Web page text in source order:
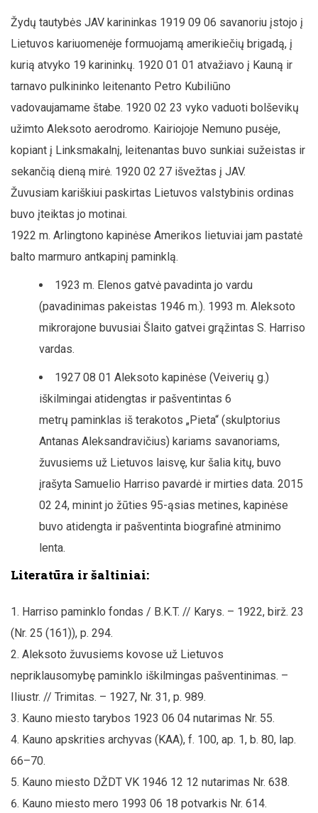
Žydų tautybės JAV karininkas 1919 09 06 savanoriu įstojo į
Lietuvos kariuomenėje formuojamą amerikiečių brigadą, į
kurią atvyko 19 karininkų. 1920 01 01 atvažiavo į Kauną ir
tarnavo pulkininko leitenanto Petro Kubiliūno
vadovaujamame štabe. 1920 02 23 vyko vaduoti bolševikų
užimto Aleksoto aerodromo. Kairiojoje Nemuno pusėje,
kopiant į Linksmakalnį, leitenantas buvo sunkiai sužeistas ir
sekančią dieną mirė. 1920 02 27 išvežtas į JAV.
Žuvusiam kariškiui paskirtas Lietuvos valstybinis ordinas
buvo įteiktas jo motinai.
1922 m. Arlingtono kapinėse Amerikos lietuviai jam pastatė
balto marmuro antkapinį paminklą.
1923 m. Elenos gatvė pavadinta jo vardu
(pavadinimas pakeistas 1946 m.). 1993 m. Aleksoto
mikrorajone buvusiai Šlaito gatvei grąžintas S. Harriso
vardas.
1927 08 01 Aleksoto kapinėse (Veiverių g.)
iškilmingai atidengtas ir pašventintas 6
metrų paminklas iš terakotos „Pieta“ (skulptorius
Antanas Aleksandravičius) kariams savanoriams,
žuvusiems už Lietuvos laisvę, kur šalia kitų, buvo
įrašyta Samuelio Harriso pavardė ir mirties data. 2015
02 24, minint jo žūties 95-ąsias metines, kapinėse
buvo atidengta ir pašventinta biografinė atminimo
lenta.
Literatūra ir šaltiniai:
Harriso paminklo fondas / B.K.T. // Karys. – 1922, birž. 23
(Nr. 25 (161)), p. 294.
Aleksoto žuvusiems kovose už Lietuvos
nepriklausomybę paminklo iškilmingas pašventinimas. –
Iliustr. // Trimitas. – 1927, Nr. 31, p. 989.
Kauno miesto tarybos 1923 06 04 nutarimas Nr. 55.
Kauno apskrities archyvas (KAA), f. 100, ap. 1, b. 80, lap.
66–70.
Kauno miesto DŽDT VK 1946 12 12 nutarimas Nr. 638.
Kauno miesto mero 1993 06 18 potvarkis Nr. 614.